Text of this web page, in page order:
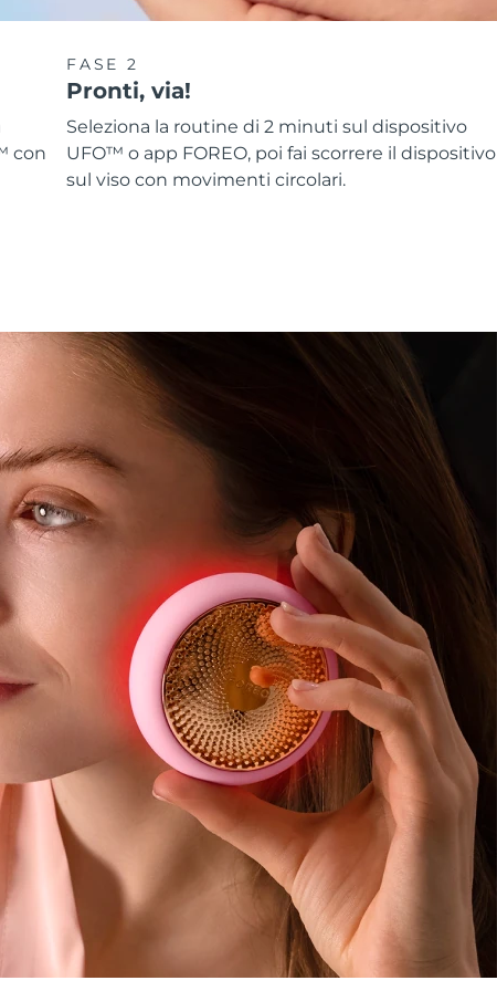
con
FASE 2
Pronti, via!
Seleziona la routine di 2 minuti sul dispositivo
UFO™ o app FOREO, poi fai scorrere il dispositivo
sul viso con movimenti circolari.